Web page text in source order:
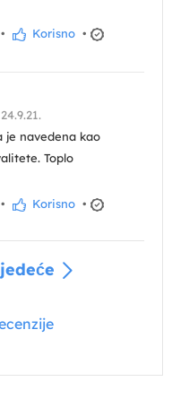
• Korisno •
je navedena kao
Toplo
• Korisno •